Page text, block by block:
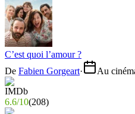
C’est quoi l’amour ?
De Fabien Gorgeart· Au
6.6/10(208)